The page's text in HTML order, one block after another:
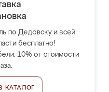
по Дедовску и всей
бесплатно!
10% от стоимости
КАТАЛОГ